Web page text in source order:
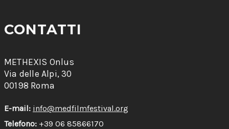
CONTATTI
METHEXIS Onlus
Via delle Alpi, 30
00198 Roma
E-mail: info@medfilmfestival.org
Telefono: +39 06 85866170